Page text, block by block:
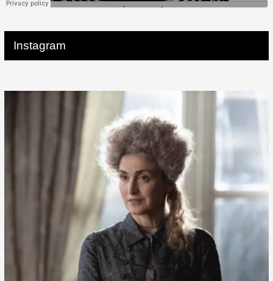
Instagram